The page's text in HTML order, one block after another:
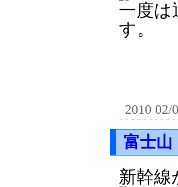
一度は
す。
2010 02/
富士山
新幹線